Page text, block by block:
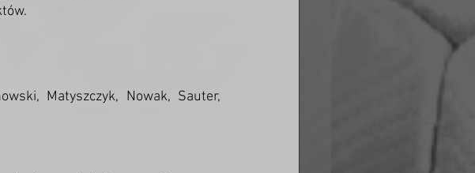
Matyszczyk, Nowak, Sauter,